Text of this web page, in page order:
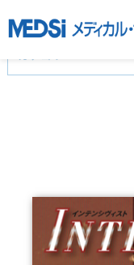
基礎医学(93)
衛生・公衆衛生学(14)